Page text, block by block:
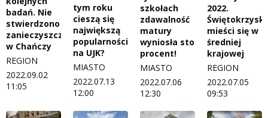
badań. Nie
stwierdzono
zanieczyszczenia
w Chańczy
REGION
2022.09.02
11:05
tym roku
cieszą się
największą
popularnością
na UJK?
MIASTO
2022.07.13
12:00
szkołach
zdawalność
matury
wyniosła sto
procent!
MIASTO
2022.07.06
12:30
2022.
mieści się w
średniej
krajowej
REGION
2022.07.05
09:53